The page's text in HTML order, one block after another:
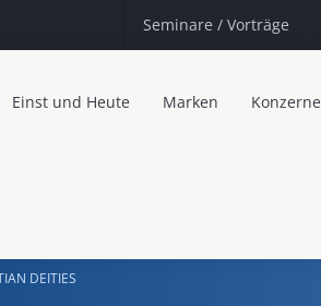
Seminare / Vorträge
Einst und Heute Marken Konzerne
DEITIES